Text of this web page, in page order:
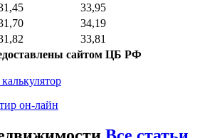
33,95
34,19
33,81
сайтом ЦБ РФ
он-лайн